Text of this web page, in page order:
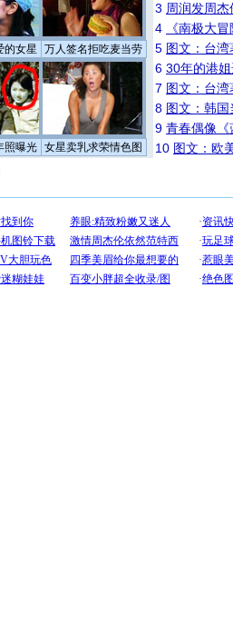
的女星 万人签名拒吃麦当劳
照曝光 女星卖乳求荣情色图
3 周润发周
4
《南极大
5 图文：台
6 30年的港
7 图文：台
8 图文：韩
9 青春偶像《
10 图文：欧